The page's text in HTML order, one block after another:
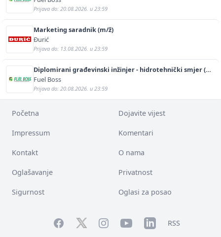
Prijava do: 20.08.2026. u 23:59
Marketing saradnik (m/ž)
Đurić
Prijava do: 13.08.2026. u 23:59
Diplomirani građevinski inžinjer - hidrotehnički smjer (m/
ž)
Fuel Boss
Prijava do: 20.08.2026. u 23:59
Početna Dojavite vijest
Impressum Komentari
Kontakt O nama
Oglašavanje Privatnost
Sigurnost Oglasi za posao
FacebookTwitterInstagramYouTubeLinkedInRSS